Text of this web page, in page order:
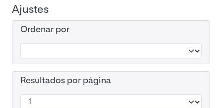
Ajustes
Ordenar por
Resultados por página